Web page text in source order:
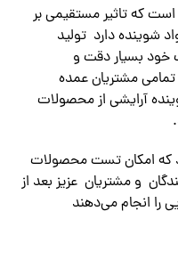
که تاثیر مستقیمی بر
شوینده دارد تولید
خود بسیار دقت و
مشتریان عمده
آرایشی از محصولات
که امکان تست محصولات
و مشتریان عزیز بعد از
را انجام می‌دهند